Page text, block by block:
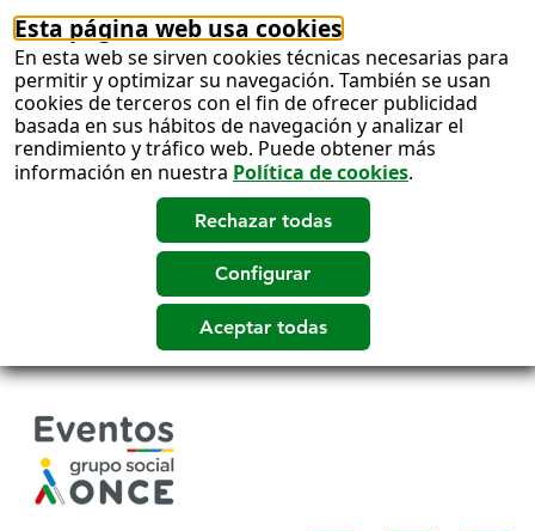
Esta página web usa cookies
En esta web se sirven cookies técnicas necesarias para
permitir y optimizar su navegación. También se usan
cookies de terceros con el fin de ofrecer publicidad
basada en sus hábitos de navegación y analizar el
rendimiento y tráfico web. Puede obtener más
información en nuestra Política de cookies.